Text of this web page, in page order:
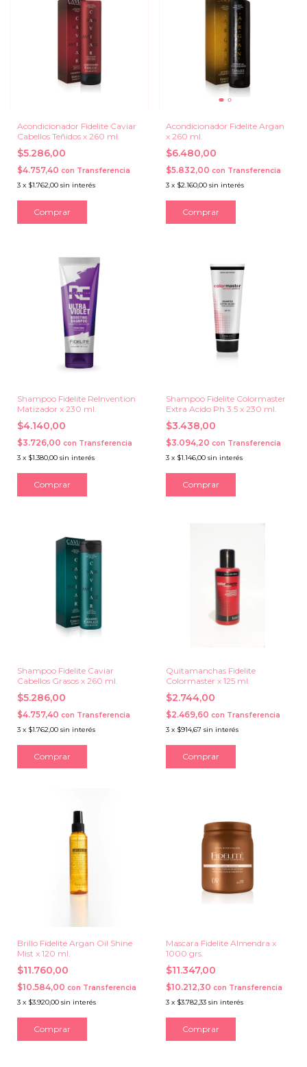
Acondicionador Fidelite Caviar
Cabellos Teñidos x 260 ml.
$5.286,00
$4.757,40 con Transferencia
3 x $1.762,00 sin interés
Acondicionador Fidelite Argan
x 260 ml.
$6.480,00
$5.832,00 con Transferencia
3 x $2.160,00 sin interés
Shampoo Fidelite ReInvention
Matizador x 230 ml.
$4.140,00
$3.726,00 con Transferencia
3 x $1.380,00 sin interés
Shampoo Fidelite Colormaster
Extra Acido Ph 3.5 x 230 ml.
$3.438,00
$3.094,20 con Transferencia
3 x $1.146,00 sin interés
Shampoo Fidelite Caviar
Cabellos Grasos x 260 ml.
$5.286,00
$4.757,40 con Transferencia
3 x $1.762,00 sin interés
Quitamanchas Fidelite
Colormaster x 125 ml.
$2.744,00
$2.469,60 con Transferencia
3 x $914,67 sin interés
Brillo Fidelite Argan Oil Shine
Mist x 120 ml.
$11.760,00
$10.584,00 con Transferencia
3 x $3.920,00 sin interés
Mascara Fidelite Almendra x
1000 grs.
$11.347,00
$10.212,30 con Transferencia
3 x $3.782,33 sin interés